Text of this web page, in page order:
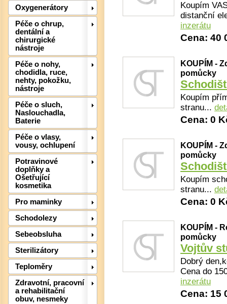
Oxygenerátory
Péče o chrup,
dentální a
chirurgické
nástroje
Péče o nohy,
chodidla, ruce,
nehty, pokožku,
nástroje
Péče o sluch,
Naslouchadla,
Baterie
Péče o vlasy,
vousy, ochlupení
Potravinové
doplňky a
Ošetřující
kosmetika
Pro maminky
Schodolezy
Sebeobsluha
Sterilizátory
Teploměry
Zdravotní, pracovní
a rehabilitační
obuv, nesmeky
Koupím
distanční
inzerátu
Cena: 40
KOUPÍM -
pomůcky
Koupím
stranu...
Cena: 0
KOUPÍM -
pomůcky
Koupím
stranu...
Cena: 0
KOUPÍM -
pomůcky
Vojtův
Dobrý
Cena do
inzerátu
Cena: 15